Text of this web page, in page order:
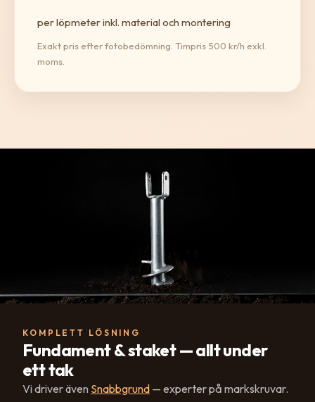
per löpmeter inkl. material och montering
Exakt pris efter fotobedömning. Timpris 500 kr/h exkl.
moms.
KOMPLETT LÖSNING
Fundament & staket — allt under
ett tak
Vi driver även Snabbgrund — experter på markskruvar.